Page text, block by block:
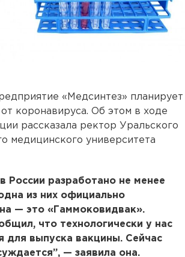
«Медсинтез» планирует
коронавируса. Об этом в ходе
рассказала ректор Уральского
медицинского университета
России разработано не менее
из них официально
— это «Гаммоковидвак».
что технологически у нас
для выпуска вакцины. Сейчас
— заявила она.